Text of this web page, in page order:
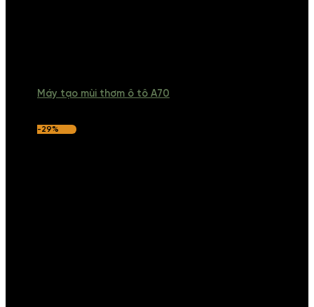
Máy tạo mùi thơm ô tô A70
-29%